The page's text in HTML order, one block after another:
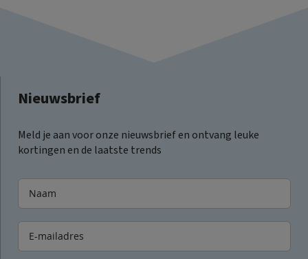
Nieuwsbrief
Meld je aan voor onze nieuwsbrief en ontvang leuke
kortingen en de laatste trends